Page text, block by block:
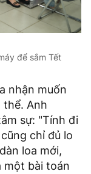
để sắm Tết
nhận muốn
thể. Anh
sự: "Tính đi
chỉ đủ lo
loa mới,
một bài toán